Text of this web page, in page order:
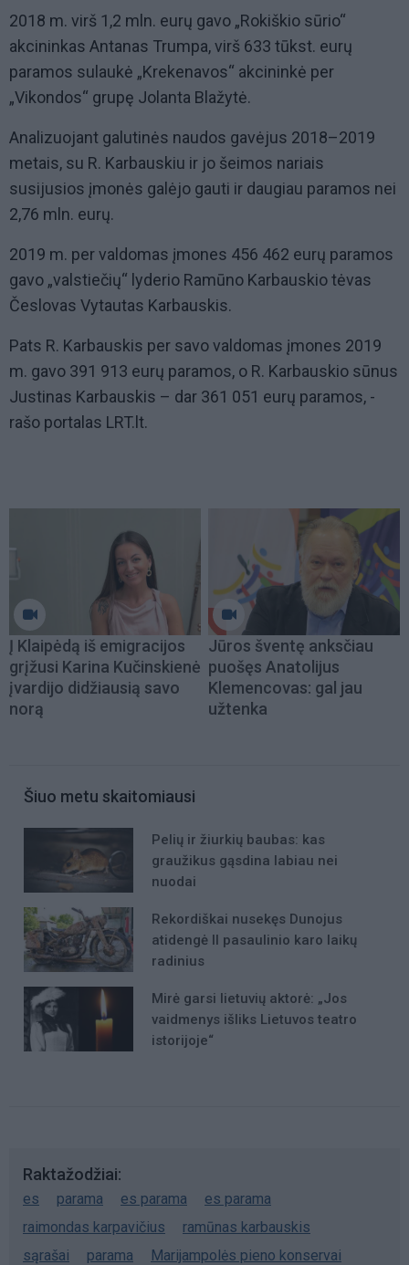
2018 m. virš 1,2 mln. eurų gavo „Rokiškio sūrio“
akcininkas Antanas Trumpa, virš 633 tūkst. eurų
paramos sulaukė „Krekenavos“ akcininkė per
„Vikondos“ grupę Jolanta Blažytė.
Analizuojant galutinės naudos gavėjus 2018–2019
metais, su R. Karbauskiu ir jo šeimos nariais
susijusios įmonės galėjo gauti ir daugiau paramos nei
2,76 mln. eurų.
2019 m. per valdomas įmones 456 462 eurų paramos
gavo „valstiečių“ lyderio Ramūno Karbauskio tėvas
Česlovas Vytautas Karbauskis.
Pats R. Karbauskis per savo valdomas įmones 2019
m. gavo 391 913 eurų paramos, o R. Karbauskio sūnus
Justinas Karbauskis – dar 361 051 eurų paramos, -
rašo portalas LRT.lt.
Į Klaipėdą iš emigracijos
grįžusi Karina Kučinskienė
įvardijo didžiausią savo
norą
Jūros šventę anksčiau
puošęs Anatolijus
Klemencovas: gal jau
užtenka
Šiuo metu skaitomiausi
Pelių ir žiurkių baubas: kas
graužikus gąsdina labiau nei
nuodai
Rekordiškai nusekęs Dunojus
atidengė II pasaulinio karo laikų
radinius
Mirė garsi lietuvių aktorė: „Jos
vaidmenys išliks Lietuvos teatro
istorijoje“
Raktažodžiai
es parama es parama
es parama
raimondas karpavičius
ramūnas karbauskis
sąrašai
parama Marijampolės pieno konservai